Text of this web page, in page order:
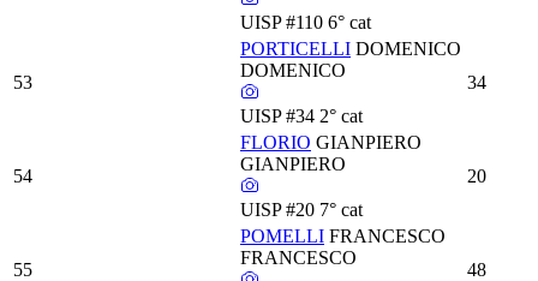
UISP #110 6° cat
53
PORTICELLI DOMENICO
DOMENICO
UISP #34 2° cat
34
54
FLORIO GIANPIERO
GIANPIERO
UISP #20 7° cat
20
55
POMELLI FRANCESCO
FRANCESCO
48